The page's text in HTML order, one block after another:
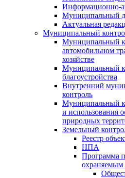
Информационно-
Муниципальный
Актуальная
Муниципальный
Муниципальный
автомобильном
хозяйстве
Муниципальный
благоустройства
Внутренний
контроль
Муниципальный
и использования
природных
Земельный
Реестр
НПА
Программа
охраняемым